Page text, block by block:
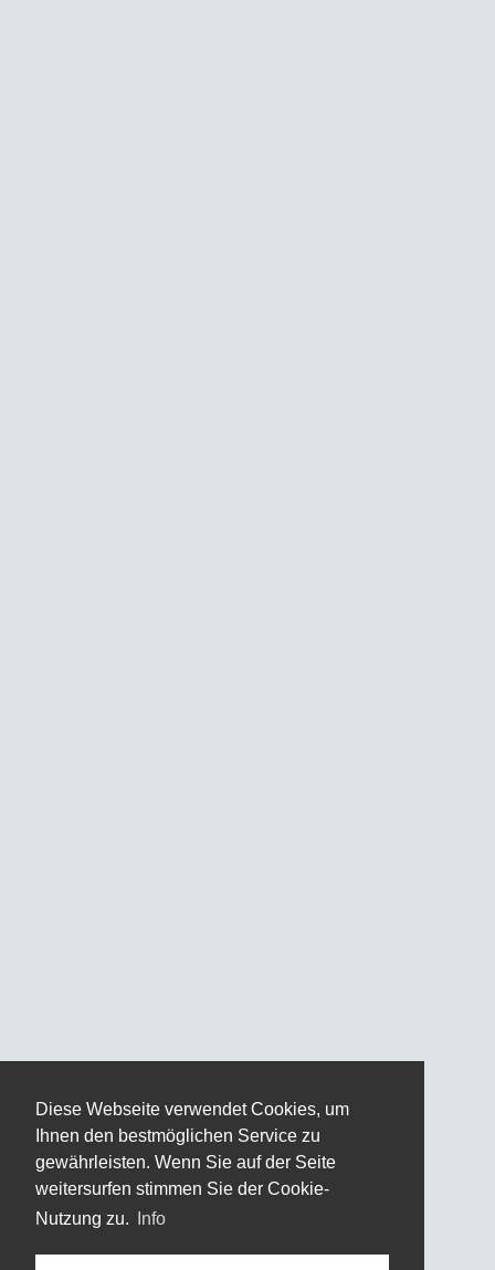
Diese Webseite verwendet Cookies, um
Ihnen den bestmöglichen Service zu
gewährleisten. Wenn Sie auf der Seite
weitersurfen stimmen Sie der Cookie-
Nutzung zu.
Info